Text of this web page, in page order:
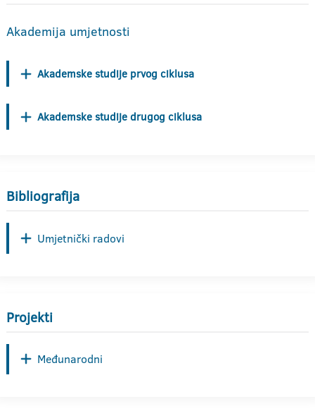
Akademija umjetnosti
Akademske studije prvog ciklusa
Akademske studije drugog ciklusa
Bibliografija
Umjetnički radovi
Projekti
Međunarodni